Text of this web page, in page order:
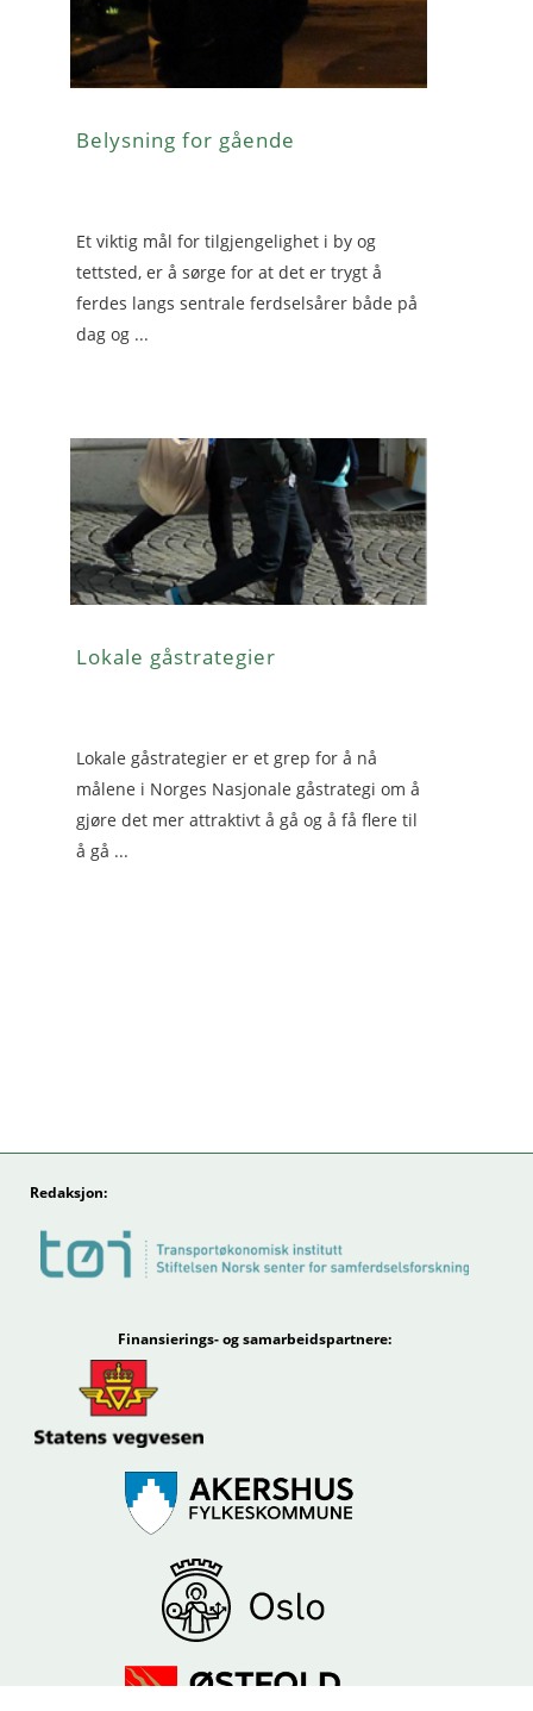
Belysning for gående
Et viktig mål for tilgjengelighet i by og
tettsted, er å sørge for at det er trygt å
ferdes langs sentrale ferdselsårer både på
dag og ...
Lokale gåstrategier
Lokale gåstrategier er et grep for å nå
målene i Norges Nasjonale gåstrategi om å
gjøre det mer attraktivt å gå og å få flere til
å gå ...
Redaksjon:
Finansierings- og samarbeidspartnere: